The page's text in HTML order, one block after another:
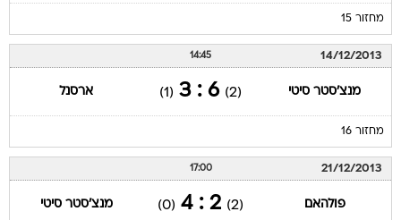
מחזור 15
14/12/2013
14:45
מנצ'סטר סיטי (2)
6 : 3
(1) ארסנל
מחזור 16
21/12/2013
17:00
פולהאם (2)
2 : 4
(0) מנצ'סטר סיטי